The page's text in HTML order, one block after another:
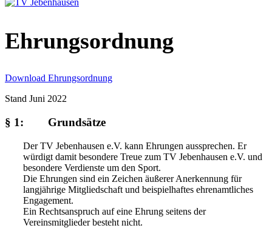
Ehrungsordnung
Download Ehrungsordnung
Stand Juni 2022
§ 1: Grundsätze
Der TV Jebenhausen e.V. kann Ehrungen aussprechen. Er
würdigt damit besondere Treue zum TV Jebenhausen e.V. und
besondere Verdienste um den Sport.
Die Ehrungen sind ein Zeichen äußerer Anerkennung für
langjährige Mitgliedschaft und beispielhaftes ehrenamtliches
Engagement.
Ein Rechtsanspruch auf eine Ehrung seitens der
Vereinsmitglieder besteht nicht.